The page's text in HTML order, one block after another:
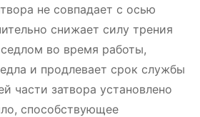
не совпадает с осью
снижает силу трения
во время работы,
и продлевает срок службы
части затвора установлено
способствующее